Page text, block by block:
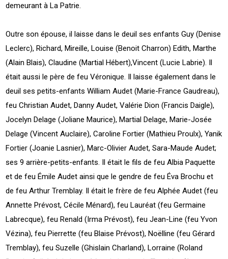
demeurant à La Patrie.
Outre son épouse, il laisse dans le deuil ses enfants Guy (Denise
Leclerc), Richard, Mireille, Louise (Benoit Charron) Edith, Marthe
(Alain Blais), Claudine (Martial Hébert),Vincent (Lucie Labrie). Il
était aussi le père de feu Véronique. Il laisse également dans le
deuil ses petits-enfants William Audet (Marie-France Gaudreau),
feu Christian Audet, Danny Audet, Valérie Dion (Francis Daigle),
Jocelyn Delage (Joliane Maurice), Martial Delage, Marie-Josée
Delage (Vincent Auclaire), Caroline Fortier (Mathieu Proulx), Yanik
Fortier (Joanie Lasnier), Marc-Olivier Audet, Sara-Maude Audet;
ses 9 arrière-petits-enfants. Il était le fils de feu Albia Paquette
et de feu Émile Audet ainsi que le gendre de feu Éva Brochu et
de feu Arthur Tremblay. Il était le frère de feu Alphée Audet (feu
Annette Prévost, Cécile Ménard), feu Lauréat (feu Germaine
Labrecque), feu Renald (Irma Prévost), feu Jean-Line (feu Yvon
Vézina), feu Pierrette (feu Blaise Prévost), Noëlline (feu Gérard
Tremblay), feu Suzelle (Ghislain Charland), Lorraine (Roland